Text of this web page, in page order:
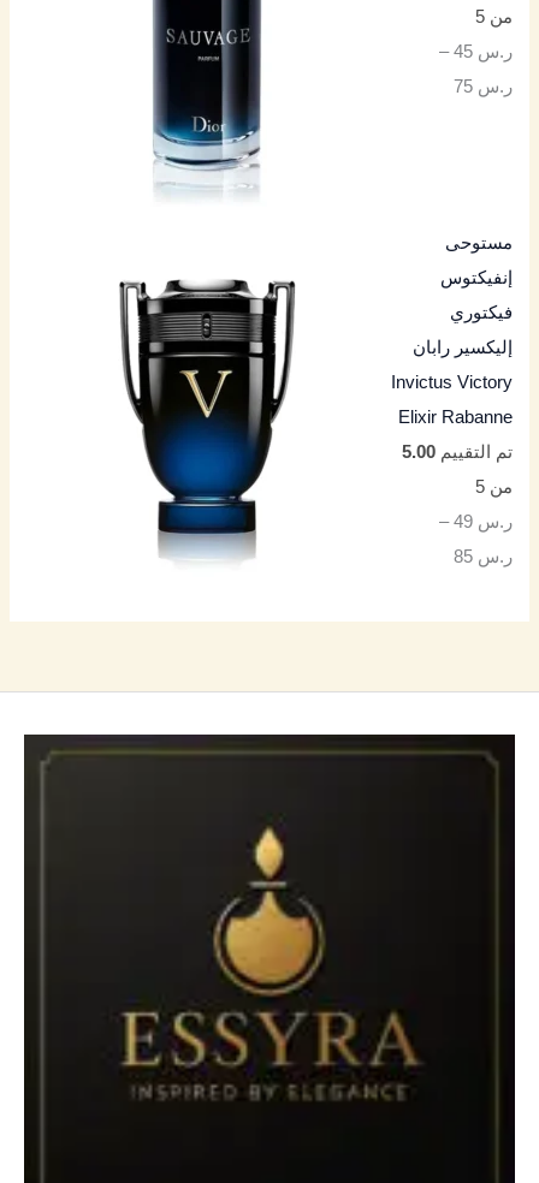
من 5
ر.س 45
–
ر.س 75
مستوحى
إنفيكتوس
فيكتوري
إليكسير رابان
Invictus Victory
Elixir Rabanne
تم التقييم5.00
من 5
ر.س 49
–
ر.س 85